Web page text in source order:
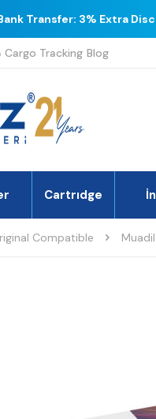
Transfer: 3% Extra
Cargo Tracking Blog
Cartrıdge
Compatible